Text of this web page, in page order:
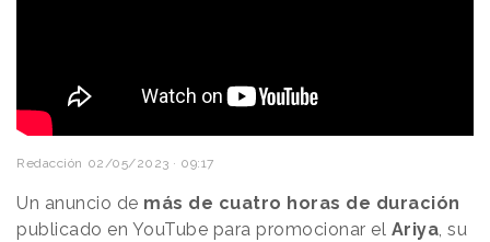
Redacción 02/05/2023 · 09:17
Un anuncio de más de cuatro horas de duración
publicado en YouTube para promocionar el Ariya, su